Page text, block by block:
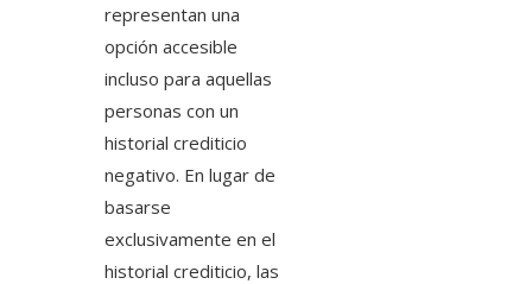
representan una
opción accesible
incluso para aquellas
personas con un
historial crediticio
negativo. En lugar de
basarse
exclusivamente en el
historial crediticio, las